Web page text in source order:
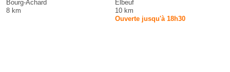
Bourg-Achard
8 km
Elbeuf
10 km
Ouverte jusqu'à 18h30